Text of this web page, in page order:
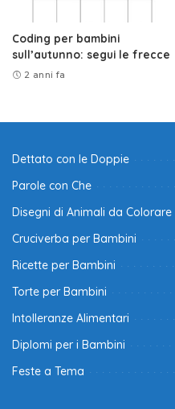
Coding per bambini
sull’autunno: segui le frecce
2 anni fa
Dettato con le Doppie
Parole con Che
Disegni di Animali da Colorare
Cruciverba per Bambini
Ricette per Bambini
Torte per Bambini
Intolleranze Alimentari
Diplomi per i Bambini
Feste a Tema